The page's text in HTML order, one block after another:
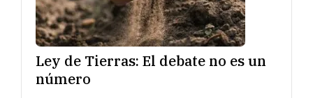
Ley de Tierras: El debate no es un
número